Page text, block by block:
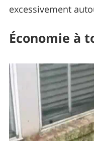
excessivement
Économie à